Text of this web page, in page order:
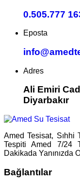
0.505.777
Eposta
Adres
Ali Emiri
Diyarbakır
Amed Tesisat, Sıhhi
Tespiti Amed 7/24
Dakikada Yanınızda
Bağlantılar